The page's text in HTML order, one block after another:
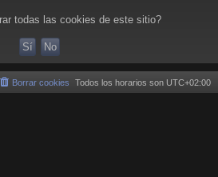
todas las cookies de este sitio?
Todos los horarios son UTC+02:00
Borrar cookies